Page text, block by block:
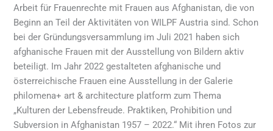
Arbeit für Frauenrechte mit Frauen aus Afghanistan, die von
Beginn an Teil der Aktivitäten von WILPF Austria sind. Schon
bei der Gründungsversammlung im Juli 2021 haben sich
afghanische Frauen mit der Ausstellung von Bildern aktiv
beteiligt. Im Jahr 2022 gestalteten afghanische und
österreichische Frauen eine Ausstellung in der Galerie
philomena+ art & architecture platform zum Thema
„Kulturen der Lebensfreude. Praktiken, Prohibition und
Subversion in Afghanistan 1957 – 2022.“ Mit ihren Fotos zur